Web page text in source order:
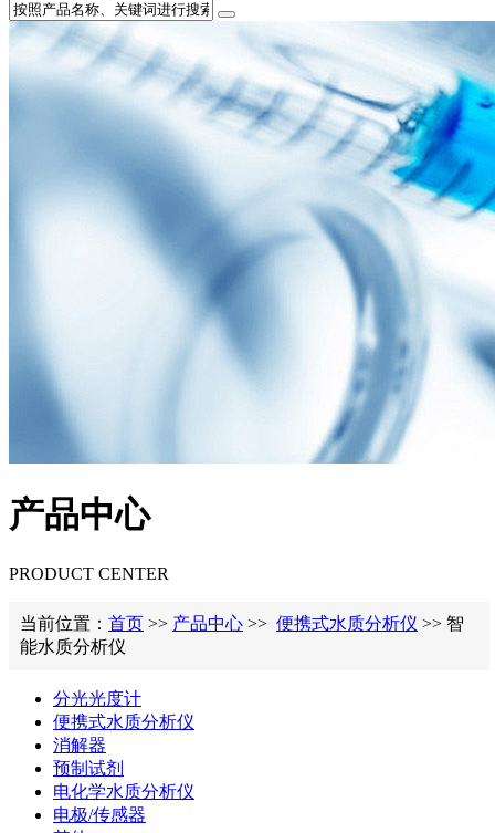
产品中心
PRODUCT CENTER
当前位置： 首页 >> 产品中心 >> 便携式水质分析仪 >> 智
能水质分析仪
分光光度计
便携式水质分析仪
消解器
预制试剂
电化学水质分析仪
电极/传感器